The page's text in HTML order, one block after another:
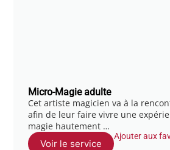
Micro-Magie adulte
Cet artiste magicien va à la
afin de leur faire vivre une
magie hautement …
Voir le service
Ajouter aux